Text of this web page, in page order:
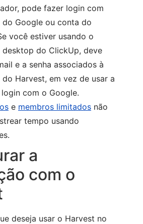
pode fazer login com
do Google ou conta do
você estiver usando o
do ClickUp, deve
e a senha associados à
do Harvest, em vez de usar a
com o Google.
e membros limitados não
tempo usando
a
com o
deseja usar o Harvest no